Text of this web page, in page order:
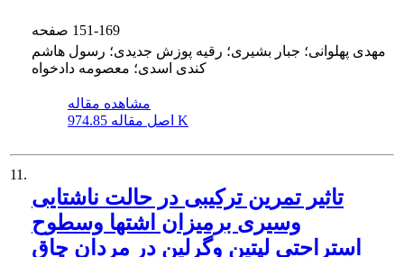
151-169
مهدی پهلوانی؛ جبار بشیری؛ رقیه پوزش جدیدی؛ رسول هاشم
کندی اسدی؛ معصومه دادخواه
مشاهده مقاله
اصل مقاله 974.85 K
11.
تاثیر تمرین ترکیبی در حالت ناشتایی
وسیری برمیزان اشتها وسطوح
استراحتی لپتین وگرلین در مردان چاق